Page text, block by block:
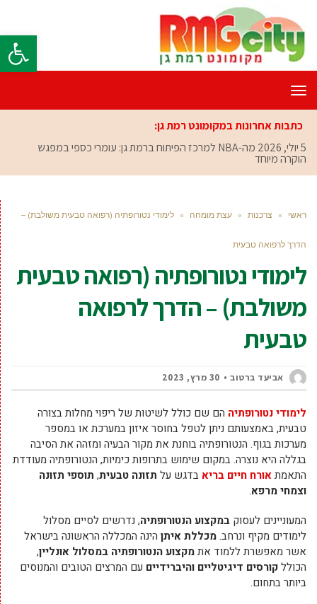
פתח
תפריט
כתבות אחרונות במקומונט רמת גן:
5 יולי, 2026
מה-NBA למרכז הפיתוח ברמת גן: עומרי כספי במפגש
הוקרה מיוחד
ראשי » צרכנות » עצת מומחה » לימודי נטורופתיה (רפואה טבעית משולבת) –
הדרך לרפואה טבעית
לימודי נטורופתיה (רפואה טבעית
משולבת) – הדרך לרפואה
טבעית
אביעד ברטוב 30 מרץ, 2023
לימודינטורופתיה הם שם כולל לשיטות של ריפוי מחלות בצורה
טבעית, באמצעותם ניתן לטפל בחוסר איזון במערכת או במספר
מערכות בגוף. הנטורופתיה בוחנת את מקור הבעיה ומזהה את הסיבה
בגללה היא נוצרה. במקום שימוש בתרופות כימיות, הנטורופתיה מעודדת
התאמתאורח חיים בריא בדגש על תזונה טבעית, תוספי תזונה
וצמחי מרפא.
המעוניינים לעסוק במקצוע הנטורופתיה, נדרשים לסיים מסלול
לימודים מקיף ונרחב.מכללת איתן הינה המכללה הראשונה בישראל
אשר מאפשרת ללמוד אתמקצוע הנטורופתיה במסלול אונליין,
הכוללקורסים דיגיטליים והיברידיים עם המרצים הטובים והמנוסים
ביותר בתחום.